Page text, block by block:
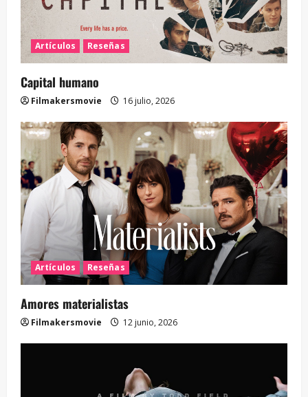
Artículos Reseñas
Capital humano
Filmakersmovie 16 julio, 2026
Artículos Reseñas
Amores materialistas
Filmakersmovie 12 junio, 2026